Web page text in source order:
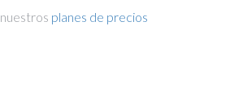
planes de precios